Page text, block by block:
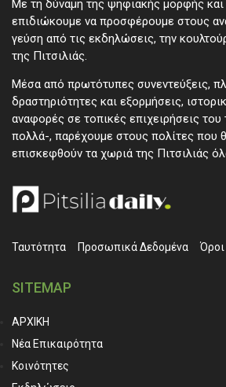
Με τη δύναμη της ψηφιακής μορφής και
επιδιώκουμε να προσφέρουμε στους
γεύση από τις εκδηλώσεις, την
της Πιτσιλιάς.
Μέσα από πρωτότυπες συνεντεύξεις,
δραστηριότητες και εξορμήσεις,
αναφορές σε τοπικές επιχειρήσεις
πολλά-, παρέχουμε στους πολίτες που
επισκεφθούν τα χωριά της Πιτσιλιάς
Ταυτότητα Προσωπικά ∆εδομένα
SITEMAP
ΑΡΧΙΚΗ
Νέα Επικαιρότητα
Κοινότητες